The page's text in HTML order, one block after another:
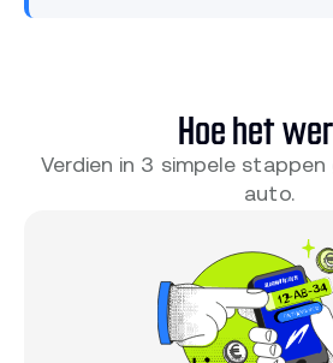
Hoe het
Verdien in 3 simpele
auto.